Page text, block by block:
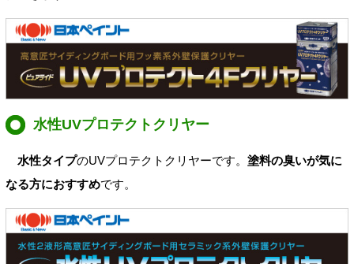
水性UVプロテクトクリヤー
水性タイプのUVプロテクトクリヤーです。 塗料の臭いが気に
なる方におすすめです。